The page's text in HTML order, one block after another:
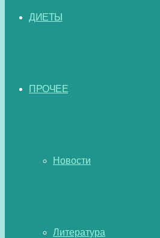
ДИЕТЫ
ПРОЧЕЕ
Новости
Литература